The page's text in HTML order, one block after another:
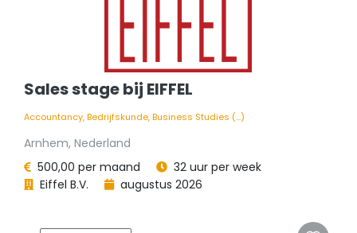
Sales stage bij EIFFEL
Accountancy, Bedrijfskunde, Business Studies (...)
Arnhem, Nederland
500,00 per maand
32 uur per week
Eiffel B.V.
augustus 2026